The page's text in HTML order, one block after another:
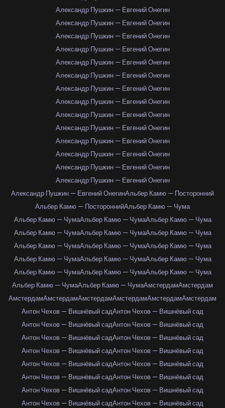
Александр Пушкин — Евгений Онегин
Александр Пушкин — Евгений Онегин
Александр Пушкин — Евгений Онегин
Александр Пушкин — Евгений Онегин
Александр Пушкин — Евгений Онегин
Александр Пушкин — Евгений Онегин
Александр Пушкин — Евгений Онегин
Александр Пушкин — Евгений Онегин
Александр Пушкин — Евгений Онегин
Александр Пушкин — Евгений Онегин
Александр Пушкин — Евгений Онегин
Александр Пушкин — Евгений Онегин
Александр Пушкин — Евгений Онегин
Александр Пушкин — Евгений Онегин
Александр Пушкин — Евгений ОнегинАльбер Камю — Посторонний
Альбер Камю — ПостороннийАльбер Камю — Чума
Альбер Камю — ЧумаАльбер Камю — ЧумаАльбер Камю — Чума
Альбер Камю — ЧумаАльбер Камю — ЧумаАльбер Камю — Чума
Альбер Камю — ЧумаАльбер Камю — ЧумаАльбер Камю — Чума
Альбер Камю — ЧумаАльбер Камю — ЧумаАльбер Камю — Чума
Альбер Камю — ЧумаАльбер Камю — ЧумаАльбер Камю — Чума
Альбер Камю — ЧумаАльбер Камю — ЧумаАмстердамАмстердам
АмстердамАмстердамАмстердамАмстердамАмстердамАмстердам
Антон Чехов — Вишнёвый садАнтон Чехов — Вишнёвый сад
Антон Чехов — Вишнёвый садАнтон Чехов — Вишнёвый сад
Антон Чехов — Вишнёвый садАнтон Чехов — Вишнёвый сад
Антон Чехов — Вишнёвый садАнтон Чехов — Вишнёвый сад
Антон Чехов — Вишнёвый садАнтон Чехов — Вишнёвый сад
Антон Чехов — Вишнёвый садАнтон Чехов — Вишнёвый сад
Антон Чехов — Вишнёвый садАнтон Чехов — Вишнёвый сад
Антон Чехов — Вишнёвый садАнтон Чехов — Вишнёвый сад